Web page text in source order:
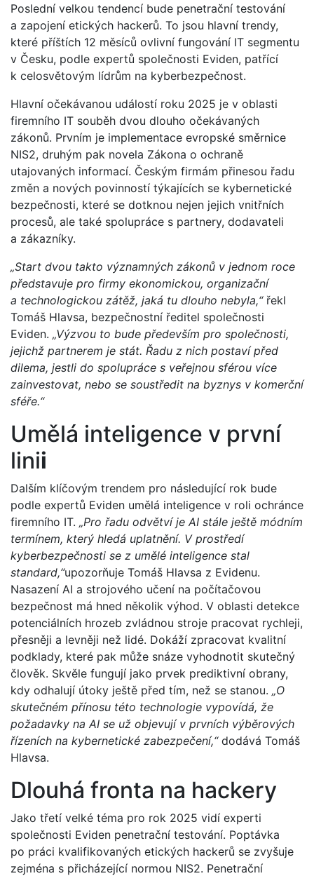
Poslední velkou tendencí bude penetrační testování
a zapojení etických hackerů. To jsou hlavní trendy,
které příštích 12 měsíců ovlivní fungování IT segmentu
v Česku, podle expertů společnosti Eviden, patřící
k celosvětovým lídrům na kyberbezpečnost.
Hlavní očekávanou událostí roku 2025 je v oblasti
firemního IT souběh dvou dlouho očekávaných
zákonů. Prvním je implementace evropské směrnice
NIS2, druhým pak novela Zákona o ochraně
utajovaných informací. Českým firmám přinesou řadu
změn a nových povinností týkajících se kybernetické
bezpečnosti, které se dotknou nejen jejich vnitřních
procesů, ale také spolupráce s partnery, dodavateli
a zákazníky.
„Start dvou takto významných zákonů v jednom roce
představuje pro firmy ekonomickou, organizační
a technologickou zátěž, jaká tu dlouho nebyla,“ řekl
Tomáš Hlavsa, bezpečnostní ředitel společnosti
Eviden. „Výzvou to bude především pro společnosti,
jejichž partnerem je stát. Řadu z nich postaví před
dilema, jestli do spolupráce s veřejnou sférou více
zainvestovat, nebo se soustředit na byznys v komerční
sféře.“
Umělá inteligence v první
linii
Dalším klíčovým trendem pro následující rok bude
podle expertů Eviden umělá inteligence v roli ochránce
firemního IT. „Pro řadu odvětví je AI stále ještě módním
termínem, který hledá uplatnění. V prostředí
kyberbezpečnosti se z umělé inteligence stal
standard,“upozorňuje Tomáš Hlavsa z Evidenu.
Nasazení AI a strojového učení na počítačovou
bezpečnost má hned několik výhod. V oblasti detekce
potenciálních hrozeb zvládnou stroje pracovat rychleji,
přesněji a levněji než lidé. Dokáží zpracovat kvalitní
podklady, které pak může snáze vyhodnotit skutečný
člověk. Skvěle fungují jako prvek prediktivní obrany,
kdy odhalují útoky ještě před tím, než se stanou. „O
skutečném přínosu této technologie vypovídá, že
požadavky na AI se už objevují v prvních výběrových
řízeních na kybernetické zabezpečení,“dodává Tomáš
Hlavsa.
Dlouhá fronta na hackery
Jako třetí velké téma pro rok 2025 vidí experti
společnosti Eviden penetrační testování. Poptávka
po práci kvalifikovaných etických hackerů se zvyšuje
zejména s přicházející normou NIS2. Penetrační